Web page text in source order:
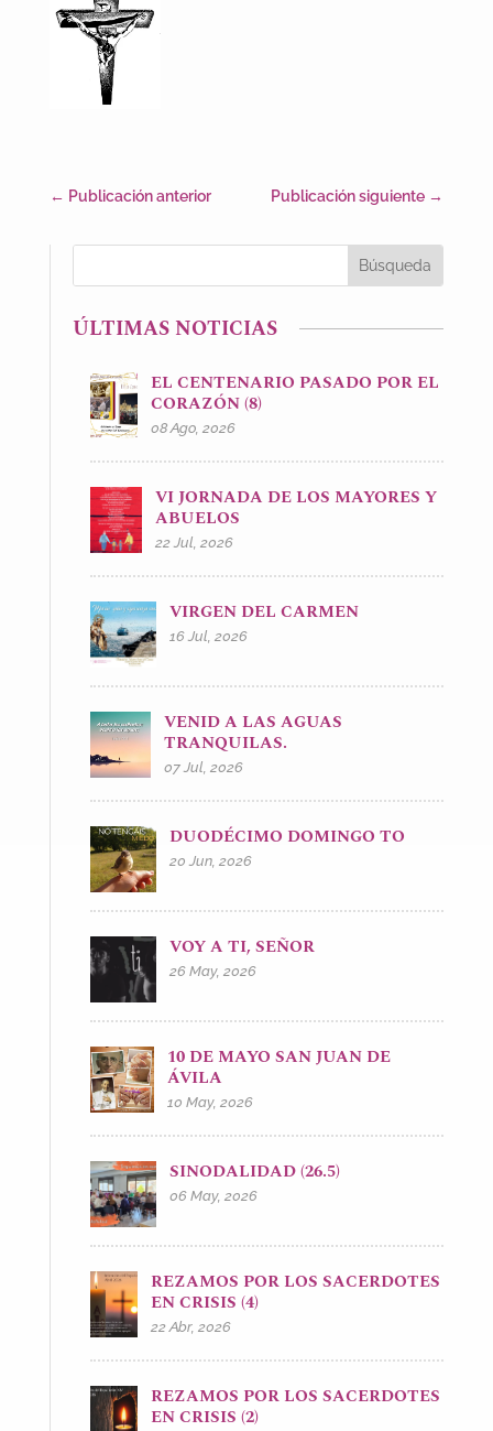
← Publicación anterior Publicación siguiente →
ÚLTIMAS NOTICIAS
EL CENTENARIO PASADO POR EL
CORAZÓN (8)
08 Ago, 2026
VI JORNADA DE LOS MAYORES Y
ABUELOS
22 Jul, 2026
VIRGEN DEL CARMEN
16 Jul, 2026
VENID A LAS AGUAS
TRANQUILAS.
07 Jul, 2026
DUODÉCIMO DOMINGO TO
20 Jun, 2026
VOY A TI, SEÑOR
26 May, 2026
10 DE MAYO SAN JUAN DE
ÁVILA
10 May, 2026
SINODALIDAD (26.5)
06 May, 2026
REZAMOS POR LOS SACERDOTES
EN CRISIS (4)
22 Abr, 2026
REZAMOS POR LOS SACERDOTES
EN CRISIS (2)